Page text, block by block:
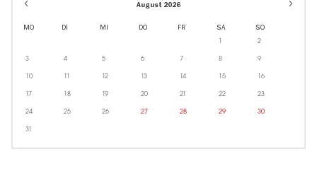
August 2026
MO DI MI DO FR SA SO
1 2
3 4 5 6 7 8 9
10 11 12 13 14 15 16
17 18 19 20 21 22 23
24 25 26 27 28 29 30
31